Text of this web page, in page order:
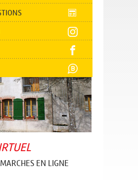
EN LIGNE